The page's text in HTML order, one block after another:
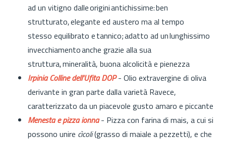
ad un vitigno dalle origini antichissime: ben
strutturato, elegante ed austero ma al tempo
stesso equilibrato e tannico; adatto ad un lunghissimo
invecchiamento anche grazie alla sua
struttura, mineralità, buona alcolicità e pienezza
Irpinia Colline dell'Ufita DOP- Olio extravergine di oliva
derivante in gran parte dalla varietà Ravece,
caratterizzato da un piacevole gusto amaro e piccante
Menesta e pizza ionna- Pizza con farina di mais, a cui si
possono unire cìcoli(grasso di maiale a pezzetti), e che